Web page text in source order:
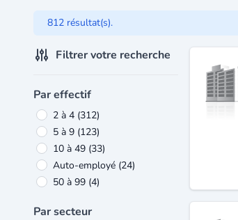
812 résultat(s).
Filtrer votre recherche
Par effectif
2 à 4 (312)
5 à 9 (123)
10 à 49 (33)
Auto-employé (24)
50 à 99 (4)
Par secteur